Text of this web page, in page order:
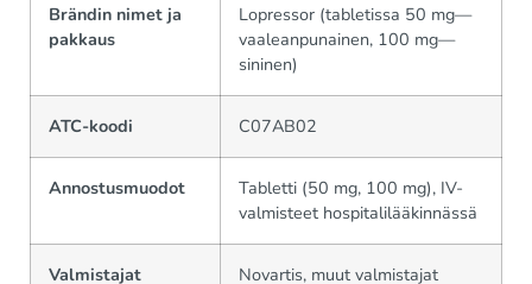
Brändin nimet ja
pakkaus
Lopressor (tabletissa 50 mg—
vaaleanpunainen, 100 mg—
sininen)
ATC-koodi C07AB02
Annostusmuodot
Tabletti (50 mg, 100 mg), IV-
valmisteet hospitalilääkinnässä
Valmistajat
Novartis, muut valmistajat